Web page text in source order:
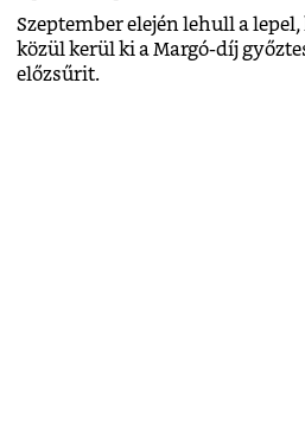
Szeptember elején lehull a
közül kerül ki a Margó-díj
előzsűrit.